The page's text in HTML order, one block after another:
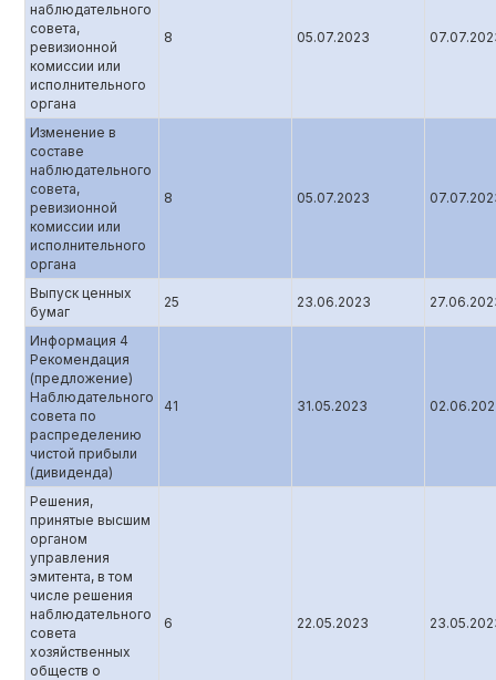
наблюдательного
совета,
ревизионной
комиссии или
исполнительного
органа
8 05.07.2023
Изменение в
составе
наблюдательного
совета,
ревизионной
комиссии или
исполнительного
органа
8 05.07.2023
Выпуск ценных
бумаг
25 23.06.2023
Информация 4
Рекомендация
(предложение)
Наблюдательного
совета по
распределению
чистой прибыли
(дивиденда)
41 31.05.2023
Решения,
принятые высшим
органом
управления
эмитента, в том
числе решения
наблюдательного
совета
хозяйственных
обществ о
6 22.05.2023